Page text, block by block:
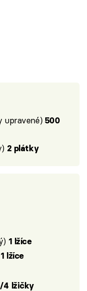
upravené)500
2 plátky
1 lžíce
1 lžíce
4 lžičky